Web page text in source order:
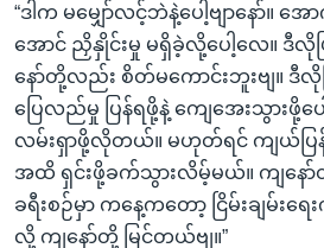
“ဒါက မမျှော်လင့်ဘဲနဲ့ပေါ့ဗျာနော်။ အ
အောင် ညှိနှိုင်းမှု မရှိခဲ့လို့ပေါ့လေ။ ဒီလို
နော်တို့လည်း စိတ်မကောင်းဘူးဗျ။ ဒီလို
ပြေလည်မှု ပြန်ရဖို့နဲ့ ကျေအေးသွားဖို့ပ
လမ်းရှာဖို့လိုတယ်။ မဟုတ်ရင် ကျယ်ပြန့်
အထိ ရှင်းဖို့ခက်သွားလိမ့်မယ်။ ကျနော်တို့
ခရီးစဉ်မှာ ကနေ့ကတော့ ငြိမ်းချမ်းရ
လို့ ကျနော်တို့ မြင်တယ်ဗျ။”